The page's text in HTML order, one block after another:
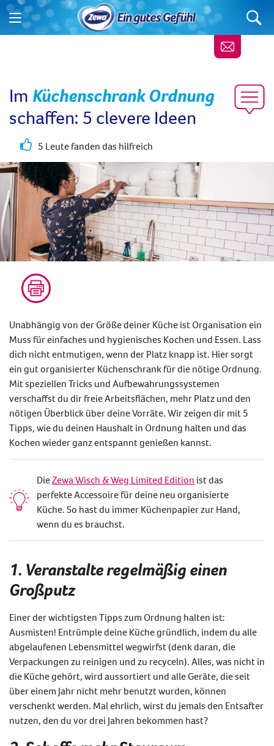
Im Küchenschrank Ordnung
schaffen: 5 clevere Ideen
5 Leute fanden das hilfreich
Unabhängig von der Größe deiner Küche ist Organisation ein
Muss für einfaches und hygienisches Kochen und Essen. Lass
dich nicht entmutigen, wenn der Platz knapp ist. Hier sorgt
ein gut organisierter Küchenschrank für die nötige Ordnung.
Mit speziellen Tricks und Aufbewahrungssystemen
verschaffst du dir freie Arbeitsflächen, mehr Platz und den
nötigen Überblick über deine Vorräte. Wir zeigen dir mit 5
Tipps, wie du deinen Haushalt in Ordnung halten und das
Kochen wieder ganz entspannt genießen kannst.
DieZewa Wisch & Weg Limited Edition ist das
perfekte Accessoire für deine neu organisierte
Küche. So hast du immer Küchenpapier zur Hand,
wenn du es brauchst.
1. Veranstalte regelmäßig einen
Großputz
Einer der wichtigsten Tipps zum Ordnung halten ist:
Ausmisten! Entrümple deine Küche gründlich, indem du alle
abgelaufenen Lebensmittel wegwirfst (denk daran, die
Verpackungen zu reinigen und zu recyceln). Alles, was nicht in
die Küche gehört, wird aussortiert und alle Geräte, die seit
über einem Jahr nicht mehr benutzt wurden, können
verschenkt werden. Mal ehrlich, wirst du jemals den Entsafter
nutzen, den du vor drei Jahren bekommen hast?